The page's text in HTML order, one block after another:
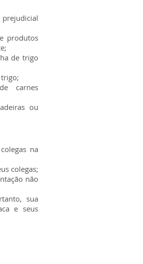
produtos
de trigo
carnes
ou
na
colegas;
não
sua
e seus